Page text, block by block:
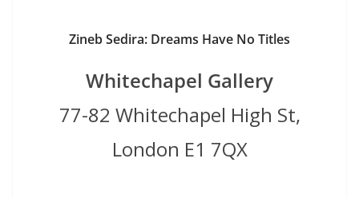
Zineb Sedira: Dreams Have No Titles
Whitechapel Gallery
77-82 Whitechapel High St,
London E1 7QX